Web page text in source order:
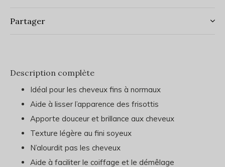
Partager
Description complète
Idéal pour les cheveux fins à normaux
Aide à lisser l’apparence des frisottis
Apporte douceur et brillance aux cheveux
Texture légère au fini soyeux
N’alourdit pas les cheveux
Aide à faciliter le coiffage et le démêlage